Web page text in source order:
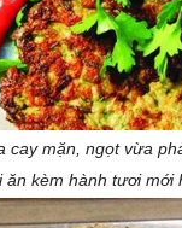
cay mặn, ngọt vừa
kèm hành tươi mới